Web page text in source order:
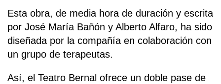
Esta obra, de media hora de duración y escrita
por José María Bañón y Alberto Alfaro, ha sido
diseñada por la compañía en colaboración con
un grupo de terapeutas.
Así, el Teatro Bernal ofrece un doble pase de